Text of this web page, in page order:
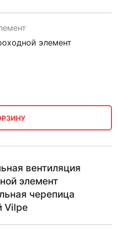
элемент
вентиляция
элемент
черепица
Vilpe